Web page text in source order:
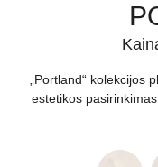
„Portland“ kolekcijos
estetikos